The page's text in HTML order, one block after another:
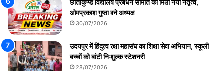
छाताकुण्ड विद्यालय प्रबंधन समिति को मिला नया नेतृत्व,
ओमप्रकाश गुप्ता बने अध्यक्ष
30/07/2026
उदयपुर में हिंदुत्व रक्षा महासंघ का शिक्षा सेवा अभियान, स्कूली
बच्चों को बांटी निःशुल्क स्टेशनरी
28/07/2026